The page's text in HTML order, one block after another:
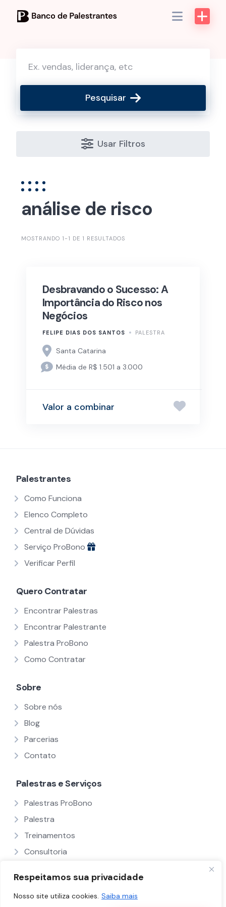
Respeitamos sua privacidade
Nosso site utiliza cookies. Saiba mais
Pesquisar
Usar Filtros
análise de risco
MOSTRANDO 1-1 DE 1 RESULTADOS
Desbravando o Sucesso: A
Importância do Risco nos
Negócios
FELIPE DIAS DOS SANTOS PALESTRA
Santa Catarina
Média de R$ 1.501 a 3.000
Valor a combinar
Palestrantes
Como Funciona
Elenco Completo
Central de Dúvidas
Serviço ProBono
Verificar Perfil
Quero Contratar
Encontrar Palestras
Encontrar Palestrante
Palestra ProBono
Como Contratar
Sobre
Sobre nós
Blog
Parcerias
Contato
Palestras e Serviços
Palestras ProBono
Palestra
Treinamentos
Consultoria